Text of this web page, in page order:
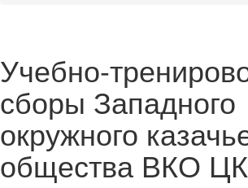
Учебно-
сборы Западного
окружного
общества ВКО